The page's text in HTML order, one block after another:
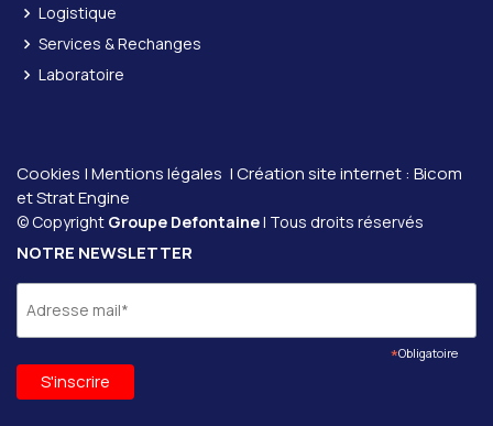
Logistique
Services & Rechanges
Laboratoire
Cookies |Mentions légales | Création site internet : Bicom
etStrat Engine
© Copyright Groupe Defontaine| Tous droits réservés
NOTRE NEWSLETTER
*Obligatoire